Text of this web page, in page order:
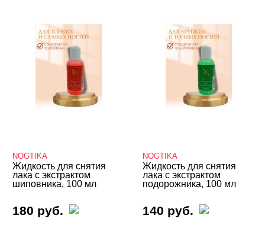
NOGTIKA
Жидкость для снятия
лака с экстрактом
шиповника, 100 мл
180 руб.
NOGTIKA
Жидкость для снятия
лака с экстрактом
подорожника, 100 мл
140 руб.